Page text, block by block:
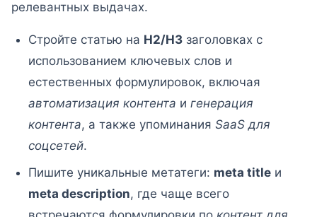
релевантных выдачах.
Стройте статью на H2/H3 заголовках с
использованием ключевых слов и
естественных формулировок, включая
автоматизация контента и генерация
контента, а также упоминания SaaS для
соцсетей.
Пишите уникальные метатеги: meta title и
meta description, где чаще всего